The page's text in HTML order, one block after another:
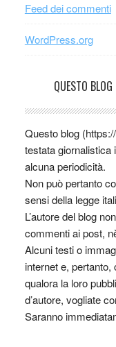
Feed dei commenti
WordPress.org
QUESTO
Questo blog
testata giornalistica
alcuna periodicità.
Non può pertanto
sensi della legge
L’autore del blog
commenti ai post,
Alcuni testi o
internet e, pertanto,
qualora la loro
d’autore, vogliate
Saranno